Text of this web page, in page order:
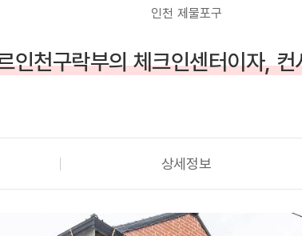
인천 제물포구
인천구락부의 체크인센터이자,
상세정보